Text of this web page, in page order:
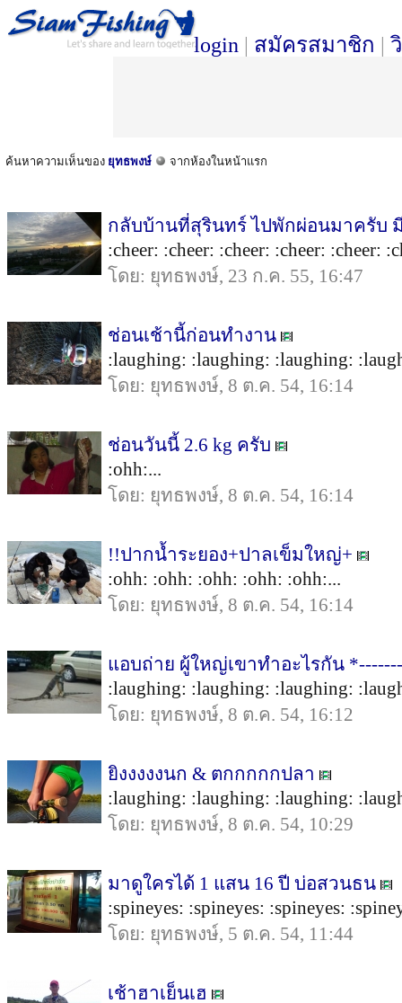
login | สมัครสมาชิก |
ค้นหาความเห็นของ ยุทธพงษ์ จากห้องในหน้าแรก
กลับบ้านที่สุรินทร์ ไปพักผ่อนมาครับ
:cheer: :cheer: :cheer: :cheer: :cheer:
โดย: ยุทธพงษ์, 23 ก.ค. 55, 16:47
ช่อนเช้านี้ก่อนทำงาน
:laughing: :laughing: :laughing:
โดย: ยุทธพงษ์, 8 ต.ค. 54, 16:14
ช่อนวันนี้ 2.6 kg ครับ
:ohh:...
โดย: ยุทธพงษ์, 8 ต.ค. 54, 16:14
!!ปากน้ำระยอง+ปาลเข็มใหญ่+
:ohh: :ohh: :ohh: :ohh: :ohh:...
โดย: ยุทธพงษ์, 8 ต.ค. 54, 16:14
แอบถ่าย ผู้ใหญ่เขาทำอะไรกัน
:laughing: :laughing: :laughing:
โดย: ยุทธพงษ์, 8 ต.ค. 54, 16:12
ยิงงงงงนก & ตกกกกกปลา
:laughing: :laughing: :laughing:
โดย: ยุทธพงษ์, 8 ต.ค. 54, 10:29
มาดูใครได้ 1 แสน 16 ปี บ่อสวนธน
:spineyes: :spineyes: :spineyes:
โดย: ยุทธพงษ์, 5 ต.ค. 54, 11:44
เช้าฮาเย็นเฮ